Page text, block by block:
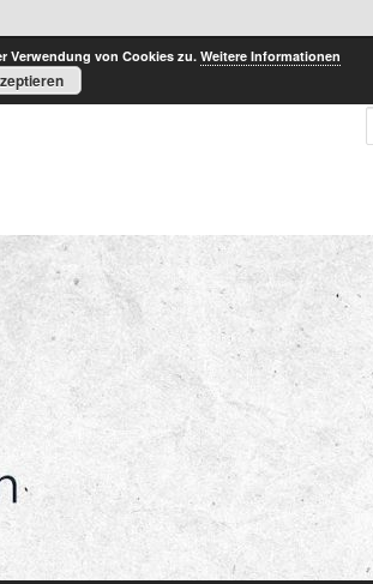
Verwendung von Cookies zu. Weitere Informationen